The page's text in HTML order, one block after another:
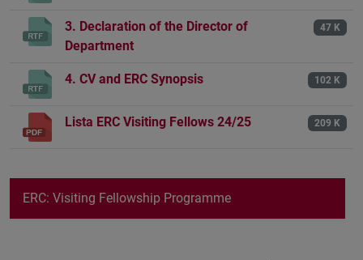
3. Declaration of the Director of
Department
47 K
4. CV and ERC Synopsis 102 K
Lista ERC Visiting Fellows 24/25 209 K
ERC: Visiting Fellowship Programme